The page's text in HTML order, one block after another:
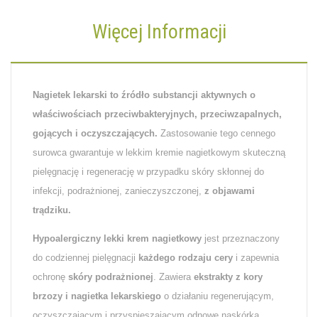
Więcej Informacji
Nagietek lekarski to źródło substancji aktywnych o
właściwościach przeciwbakteryjnych, przeciwzapalnych,
gojących i oczyszczających. Zastosowanie tego cennego
surowca gwarantuje w lekkim kremie nagietkowym skuteczną
pielęgnację i regenerację w przypadku skóry skłonnej do
infekcji, podrażnionej, zanieczyszczonej, z objawami
trądziku.
Hypoalergiczny lekki krem nagietkowy jest przeznaczony
do codziennej pielęgnacji każdego rodzaju cery i zapewnia
ochronę skóry podrażnionej. Zawiera ekstrakty z kory
brzozy i nagietka lekarskiego o działaniu regenerującym,